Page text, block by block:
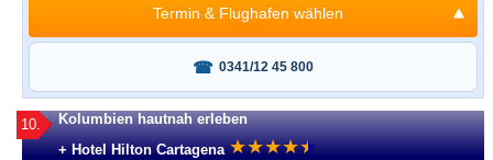
0341/12 45 800
Termin & Flughafen wählen
10.
Kolumbien hautnah erleben
+ Hotel Hilton Cartagena ★★★★★
★